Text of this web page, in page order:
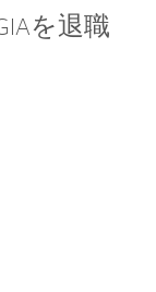
を退職